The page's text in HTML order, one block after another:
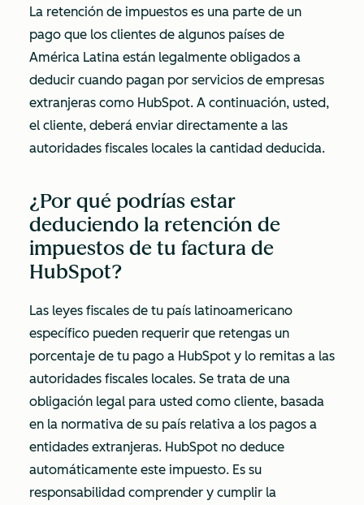
La retención de impuestos es una parte de un
pago que los clientes de algunos países de
América Latina están legalmente obligados a
deducir cuando pagan por servicios de empresas
extranjeras como HubSpot. A continuación, usted,
el cliente, deberá enviar directamente a las
autoridades fiscales locales la cantidad deducida.
¿Por qué podrías estar
deduciendo la retención de
impuestos de tu factura de
HubSpot?
Las leyes fiscales de tu país latinoamericano
específico pueden requerir que retengas un
porcentaje de tu pago a HubSpot y lo remitas a las
autoridades fiscales locales. Se trata de una
obligación legal para usted como cliente, basada
en la normativa de su país relativa a los pagos a
entidades extranjeras. HubSpot no deduce
automáticamente este impuesto. Es su
responsabilidad comprender y cumplir la